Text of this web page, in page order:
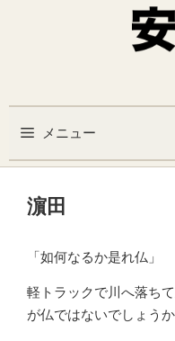
コンテンツへスキップ
メニュー
濵田
「如何なるか是れ仏」
軽トラックで川へ落ち
が仏ではないでしょうか